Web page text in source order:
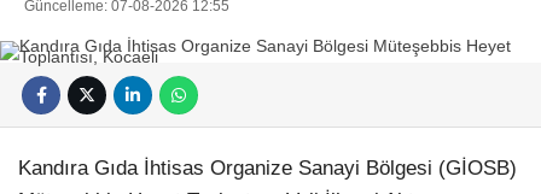
Güncelleme: 07-08-2026 12:55
Kandıra Gıda İhtisas Organize Sanayi Bölgesi (GİOSB)